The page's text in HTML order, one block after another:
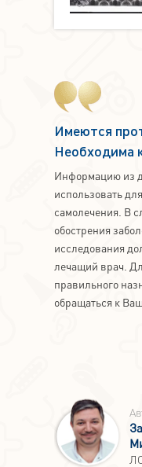
Имеются
Необходима
Информацию из
использовать
самолечения. В
обострения
исследования
лечащий врач.
правильного
обращаться к